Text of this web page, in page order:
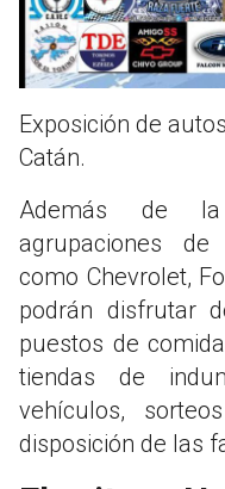
Exposición de
Catán.
Además de
agrupaciones
como Chevrolet,
podrán disfrutar
puestos de
tiendas de
vehículos,
disposición de las